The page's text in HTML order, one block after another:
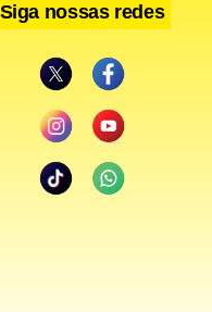
estomacais cujos
vômitos, náuseas,
imunidade, como os
os coliformes podem
germes no sangue
Siga nossas redes